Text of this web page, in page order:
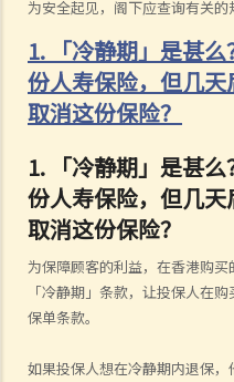
为安全起见，阁下应查询有关的
1. 「冷静期」是甚
份人寿保险，但几
取消这份保险？
1. 「冷静期」是甚
份人寿保险，但几
取消这份保险？
为保障顾客的利益，在香港购
「冷静期」条款，让投保人在
保单条款。
如果投保人想在冷静期内退保，